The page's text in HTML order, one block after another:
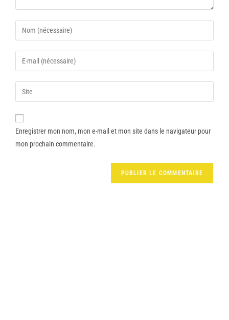
Enregistrer mon nom, mon e-mail et mon site dans le navigateur pour
mon prochain commentaire.